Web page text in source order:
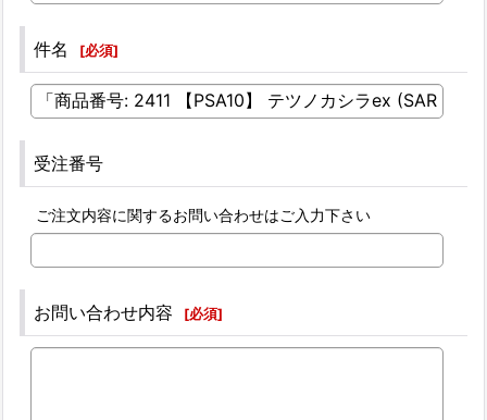
件名 [必須]
受注番号
ご注文内容に関するお問い合わせはご入力下さい
お問い合わせ内容 [必須]